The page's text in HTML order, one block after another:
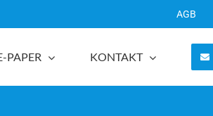
AGB
PAPER KONTAKT